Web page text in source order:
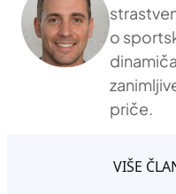
o
priče.
VIŠE